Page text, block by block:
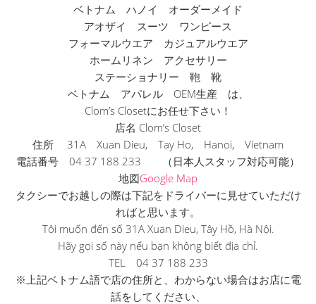
ベトナム ハノイ オーダーメイド
アオザイ スーツ ワンピース
フォーマルウエア カジュアルウエア
ホームリネン アクセサリー
ステーショナリー 鞄 靴
ベトナム アパレル OEM生産 は、
Clom’s Closetにお任せ下さい！
店名 Clom’s Closet
住所 31A Xuan Dieu, Tay Ho, Hanoi, Vietnam
電話番号 04 37 188 233 （日本人スタッフ対応可能）
地図Google Map
タクシーでお越しの際は下記をドライバーに見せていただけ
ればと思います。
Tôi muốn đến số 31A Xuan Dieu, Tây Hồ, Hà Nội.
Hãy gọi số này nếu bạn không biết địa chỉ.
TEL 04 37 188 233
※上記ベトナム語で店の住所と、 わからない場合はお店に電
話をしてください、